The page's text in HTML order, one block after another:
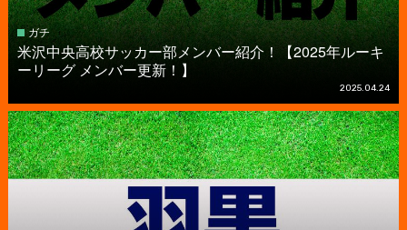
ガチ
米沢中央高校サッカー部メンバー紹介！【2025年ルーキ
ーリーグ メンバー更新！】
2025.04.24